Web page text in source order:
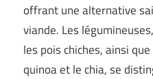
offrant une alternative
viande. Les
les pois chiches, ainsi
quinoa et le chia, se